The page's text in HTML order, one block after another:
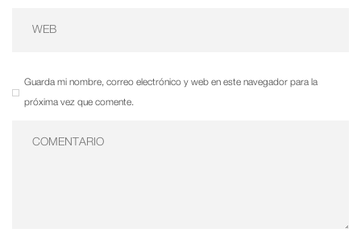
Guarda mi nombre, correo electrónico y web en este navegador para la
próxima vez que comente.